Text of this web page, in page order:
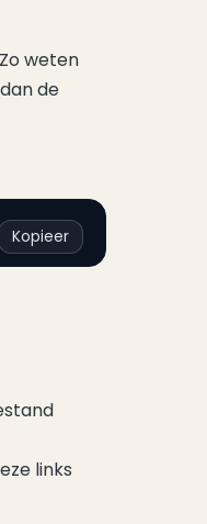
weten
de
Kopieer
links